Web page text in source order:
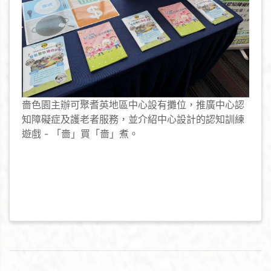
嗇色園主辦可聚耆英地區中心設有攤位，推廣中心認
知障礙症及護老者服務，並介紹中心設計的認知訓練
遊戲 - 「嗇」買「嗇」煮。